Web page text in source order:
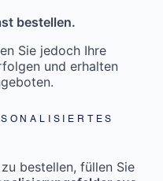
bestellen.
Sie jedoch Ihre
und erhalten
bestellen, füllen Sie